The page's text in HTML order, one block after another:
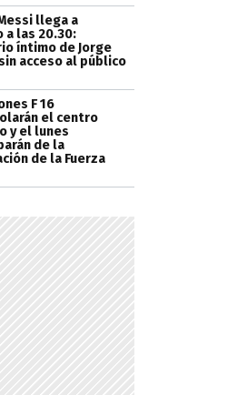
llega a
a las 20.30:
íntimo de Jorge
acceso al público
F 16
el centro
y el lunes
de la
de la Fuerza